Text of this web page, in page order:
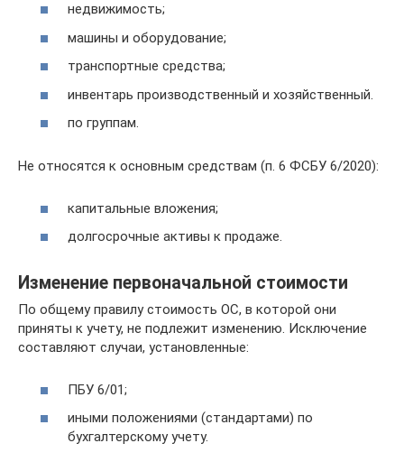
недвижимость;
машины и оборудование;
транспортные средства;
инвентарь производственный и хозяйственный.
по группам.
Не относятся к основным средствам (п. 6 ФСБУ 6/2020):
капитальные вложения;
долгосрочные активы к продаже.
Изменение первоначальной стоимости
По общему правилу стоимость ОС, в которой они
приняты к учету, не подлежит изменению. Исключение
составляют случаи, установленные:
ПБУ 6/01;
иными положениями (стандартами) по
бухгалтерскому учету.